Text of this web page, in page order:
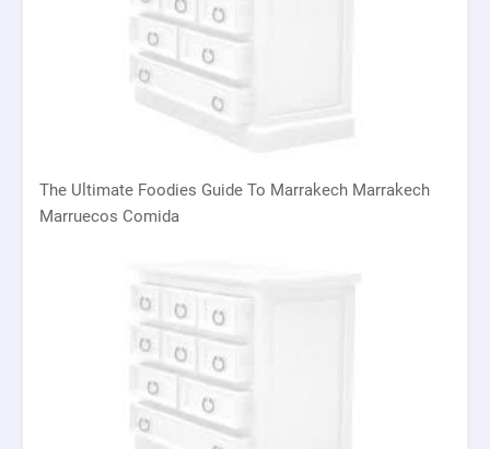
The Ultimate Foodies Guide To Marrakech Marrakech
Marruecos Comida